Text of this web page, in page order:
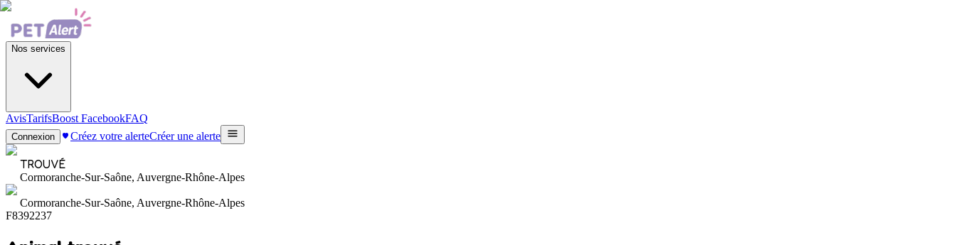
Nos services
AvisTarifsBoost FacebookFAQ
Connexion Créez votre alerteCréer une alerte
TROUVÉ
Cormoranche-Sur-Saône, Auvergne-Rhône-Alpes
Cormoranche-Sur-Saône, Auvergne-Rhône-Alpes
F8392237